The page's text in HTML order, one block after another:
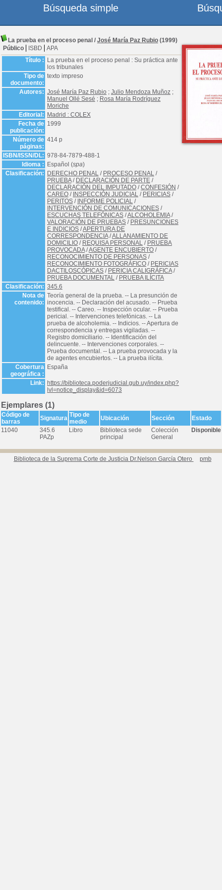
La prueba en el proceso penal / José María Paz Rubio (1999)
Público
ISBD
APA
Título :
La prueba en el proceso penal : Su práctica ante
los tribunales
Tipo de
documento:
texto impreso
Autores: José María Paz Rubio ; Julio Mendoza Muñoz ;
Manuel Ollé Sesé ; Rosa María Rodríguez
Moriche
Editorial:
Madrid : COLEX
Fecha de
publicación:
1999
Número de
páginas:
414 p
ISBN/ISSN/DL: 978-84-7879-488-1
Idioma :
Español (spa)
Clasificación:
DERECHO PENAL / PROCESO PENAL /
PRUEBA/ DECLARACIÓN DE PARTE /
DECLARACIÓN DEL IMPUTADO /CONFESIÓN /
CAREO / INSPECCIÓN JUDICIAL / PERICIAS /
PERITOS / INFORME POLICIAL /
INTERVENCIÓN DE COMUNICACIONES /
ESCUCHAS TELEFÓNICAS /ALCOHOLEMIA/
VALORACIÓN DE PRUEBAS / PRESUNCIONES
E INDICIOS /APERTURA DE
CORRESPONDENCIA/ALLANAMIENTO DE
DOMICILIO / REQUISA PERSONAL / PRUEBA
PROVOCADA/AGENTE ENCUBIERTO /
RECONOCIMIENTO DE PERSONAS /
RECONOCIMIENTO FOTOGRÁFICO / PERICIAS
DACTILOSCÓPICAS / PERICIA CALIGRÁFICA/
PRUEBA DOCUMENTAL / PRUEBA ILÍCITA
Clasificación: 345.6
Nota de
contenido:
Teoría general de la prueba. -- La presunción de
inocencia. -- Declaración del acusado. -- Prueba
testifical. -- Careo. -- Inspección ocular. -- Prueba
pericial. -- Intervenciones telefónicas. -- La
prueba de alcoholemia. -- Indicios. -- Apertura de
correspondencia y entregas vigiladas. --
Registro domiciliario. -- Identificación del
delincuente. -- Intervenciones corporales. --
Prueba documental. -- La prueba provocada y la
de agentes encubiertos. -- La prueba ilícita.
Cobertura
geográfica :
España
Link:
https://biblioteca.poderjudicial.gub.uy/index.php?
lvl=notice_display&id=6073
Ejemplares (1)
Código de
barras
Signatura Tipo de
medio
Ubicación Sección
Estado
11040
345.6
PAZp
Libro
Biblioteca sede
principal
Colección
General
Disponible
Biblioteca de la Suprema Corte de Justicia Dr.Nelson García Otero pmb
Búsqueda simple